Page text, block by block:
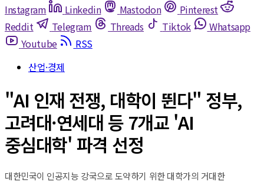
Instagram
Linkedin Mastodon
Pinterest
Reddit
Telegram Threads Tiktok
Whatsapp
Youtube
RSS
산업·경제
"AI 인재 전쟁, 대학이 뛴다" 정부,
고려대·연세대 등 7개교 'AI
중심대학' 파격 선정
대한민국이 인공지능 강국으로 도약하기 위한 대학가의 거대한